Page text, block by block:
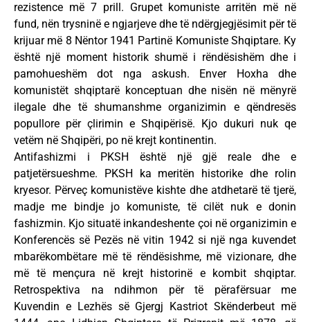
rezistence më 7 prill. Grupet komuniste arritën më në
fund, nën trysninë e ngjarjeve dhe të ndërgjegjësimit për të
krijuar më 8 Nëntor 1941 Partinë Komuniste Shqiptare. Ky
është një moment historik shumë i rëndësishëm dhe i
pamohueshëm dot nga askush. Enver Hoxha dhe
komunistët shqiptarë konceptuan dhe nisën në mënyrë
ilegale dhe të shumanshme organizimin e qëndresës
popullore për çlirimin e Shqipërisë. Kjo dukuri nuk qe
vetëm në Shqipëri, po në krejt kontinentin.
Antifashizmi i PKSH është një gjë reale dhe e
patjetërsueshme. PKSH ka meritën historike dhe rolin
kryesor. Përveç komunistëve kishte dhe atdhetarë të tjerë,
madje me bindje jo komuniste, të cilët nuk e donin
fashizmin. Kjo situatë inkandeshente çoi në organizimin e
Konferencës së Pezës në vitin 1942 si një nga kuvendet
mbarëkombëtare më të rëndësishme, më vizionare, dhe
më të mençura në krejt historinë e kombit shqiptar.
Retrospektiva na ndihmon për të përafërsuar me
Kuvendin e Lezhës së Gjergj Kastriot Skënderbeut më